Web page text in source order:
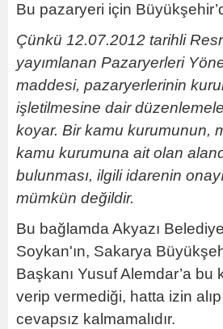
Bu pazaryeri için
Çünkü 12.07.2012 tarihli
yayımlanan Pazaryerleri
maddesi, pazaryerlerinin
işletilmesine dair
koyar. Bir kamu kurumunun,
kamu kurumuna ait olan
bulunması, ilgili idarenin
mümkün değildir.
Bu bağlamda Akyazı
Soykan'ın, Sakarya
Başkanı Yusuf Alemdar’a bu
verip vermediği, hatta izin
cevapsız kalmamalıdır.